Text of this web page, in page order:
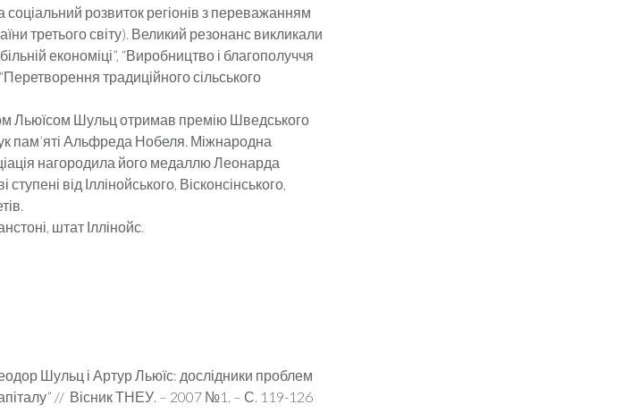
розвиток регіонів з переважанням
третього світу). Великий резонанс викликали
економіці”, “Виробництво і благополуччя
традиційного сільського
Льюїсом Шульц отримав премію Шведського
пам’яті Альфреда Нобеля. Міжнародна
нагородила його медаллю Леонарда
від Іллінойського, Вісконсінського,
штат Іллінойс.
Шульц і Артур Льюїс: дослідники проблем
// Вісник ТНЕУ. – 2007 №1. – С. 119-126